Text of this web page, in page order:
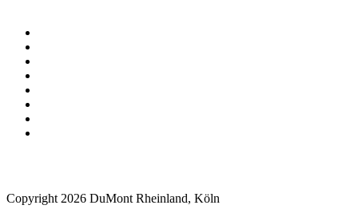
Copyright 2026 DuMont Rheinland, Köln